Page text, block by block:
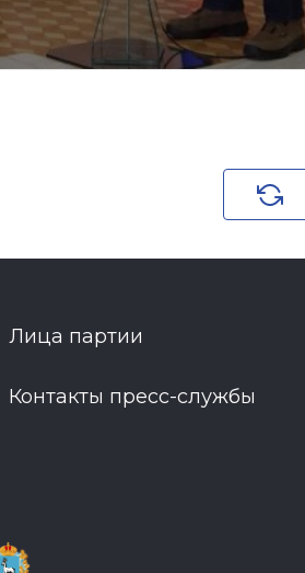
Лица партии
Контакты пресс-службы